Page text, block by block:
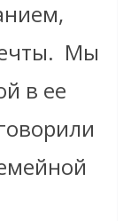
Мы
в ее